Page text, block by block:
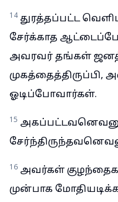
14 துரத்தப்பட்ட
சேர்க்காத
அவரவர் தங்கள்
முகத்தைத்திருப்பி,
ஓடிப்போவார்கள்.
15
16 அவர்கள்
முன்பாக